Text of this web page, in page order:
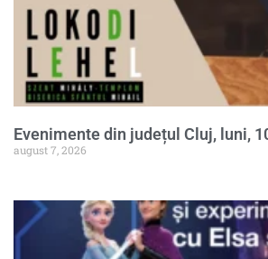
Evenimente din județul Cluj, luni,
august 7, 2026